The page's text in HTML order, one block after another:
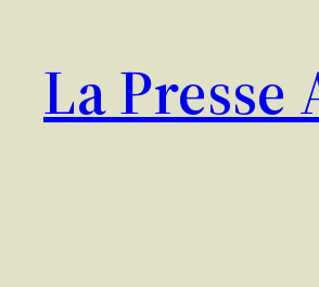
contenu
La